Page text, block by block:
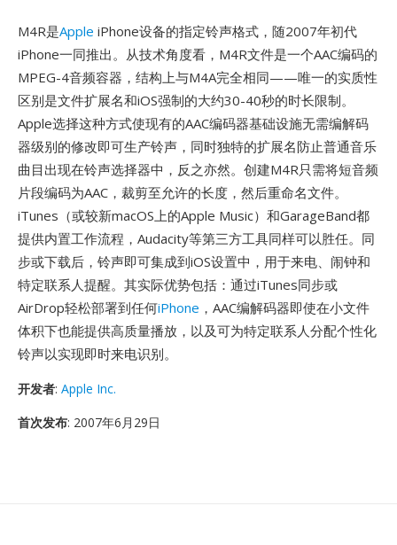
M4R是Apple iPhone设备的指定铃声格式，随2007年初代
iPhone一同推出。从技术角度看，M4R文件是一个AAC编码的
MPEG-4音频容器，结构上与M4A完全相同——唯一的实质性
区别是文件扩展名和iOS强制的大约30-40秒的时长限制。
Apple选择这种方式使现有的AAC编码器基础设施无需编解码
器级别的修改即可生产铃声，同时独特的扩展名防止普通音乐
曲目出现在铃声选择器中，反之亦然。创建M4R只需将短音频
片段编码为AAC，裁剪至允许的长度，然后重命名文件。
iTunes（或较新macOS上的Apple Music）和GarageBand都
提供内置工作流程，Audacity等第三方工具同样可以胜任。同
步或下载后，铃声即可集成到iOS设置中，用于来电、闹钟和
特定联系人提醒。其实际优势包括：通过iTunes同步或
AirDrop轻松部署到任何iPhone ，AAC编解码器即使在小文件
体积下也能提供高质量播放，以及可为特定联系人分配个性化
铃声以实现即时来电识别。
开发者: Apple Inc.
首次发布: 2007年6月29日